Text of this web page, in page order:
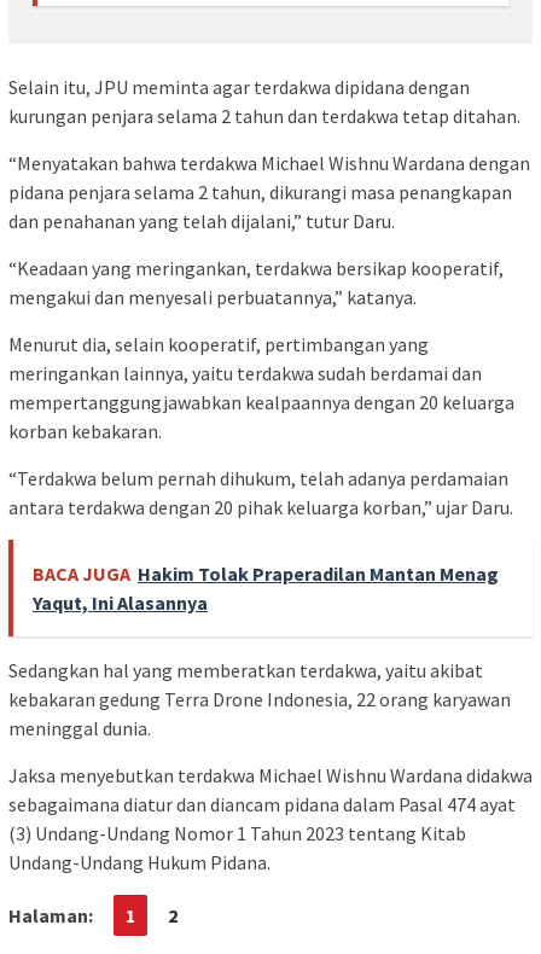
Selain itu, JPU meminta agar terdakwa dipidana dengan
kurungan penjara selama 2 tahun dan terdakwa tetap ditahan.
“Menyatakan bahwa terdakwa Michael Wishnu Wardana dengan
pidana penjara selama 2 tahun, dikurangi masa penangkapan
dan penahanan yang telah dijalani,” tutur Daru.
“Keadaan yang meringankan, terdakwa bersikap kooperatif,
mengakui dan menyesali perbuatannya,” katanya.
Menurut dia, selain kooperatif, pertimbangan yang
meringankan lainnya, yaitu terdakwa sudah berdamai dan
mempertanggungjawabkan kealpaannya dengan 20 keluarga
korban kebakaran.
“Terdakwa belum pernah dihukum, telah adanya perdamaian
antara terdakwa dengan 20 pihak keluarga korban,” ujar Daru.
BACA JUGA Hakim Tolak Praperadilan Mantan Menag
Yaqut, Ini Alasannya
Sedangkan hal yang memberatkan terdakwa, yaitu akibat
kebakaran gedung Terra Drone Indonesia, 22 orang karyawan
meninggal dunia.
Jaksa menyebutkan terdakwa Michael Wishnu Wardana didakwa
sebagaimana diatur dan diancam pidana dalam Pasal 474 ayat
(3) Undang-Undang Nomor 1 Tahun 2023 tentang Kitab
Undang-Undang Hukum Pidana.
Halaman: 1 2